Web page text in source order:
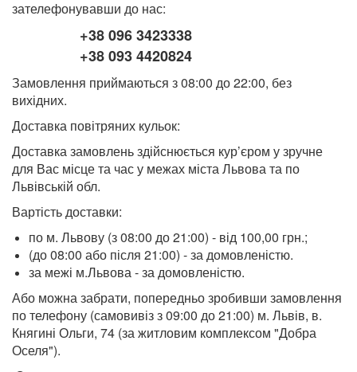
зателефонувавши до нас:
+38 096 3423338
+38 093 4420824
Замовлення приймаються з 08:00 до 22:00, без
вихідних.
Доставка повітряних кульок:
Доставка замовлень здійснюється кур’єром у зручне
для Вас місце та час у межах міста Львова та по
Львівській обл.
Вартість доставки:
по м. Львову (з 08:00 до 21:00) - від 100,00 грн.;
(до 08:00 або після 21:00) - за домовленістю.
за межі м.Львова - за домовленістю.
Або можна забрати, попередньо зробивши замовлення
по телефону (самовивіз з 09:00 до 21:00) м. Львів, в.
Княгині Ольги, 74 (за житловим комплексом "Добра
Оселя").